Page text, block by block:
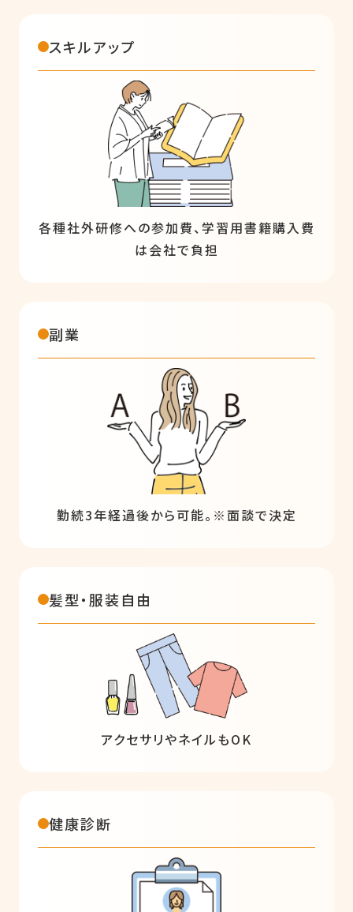
スキルアップ
各種社外研修への参加費、学習用書籍購入費
は会社で負担
副業
勤続3年経過後から可能。※面談で決定
髪型・服装自由
アクセサリやネイルもOK
健康診断